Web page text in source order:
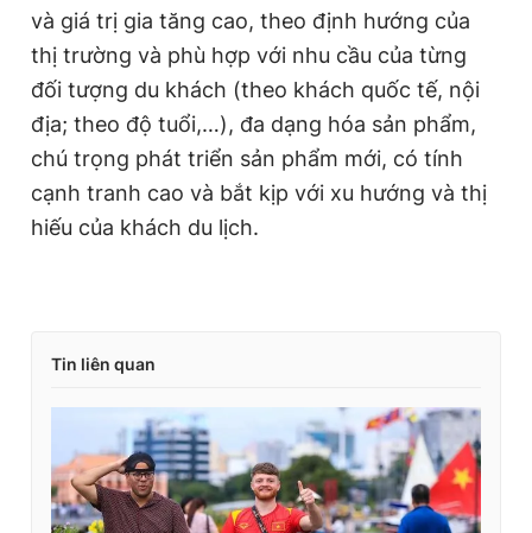
và giá trị gia tăng cao, theo định hướng của
thị trường và phù hợp với nhu cầu của từng
đối tượng du khách (theo khách quốc tế, nội
địa; theo độ tuổi,…), đa dạng hóa sản phẩm,
chú trọng phát triển sản phẩm mới, có tính
cạnh tranh cao và bắt kịp với xu hướng và thị
hiếu của khách du lịch.
Tin liên quan